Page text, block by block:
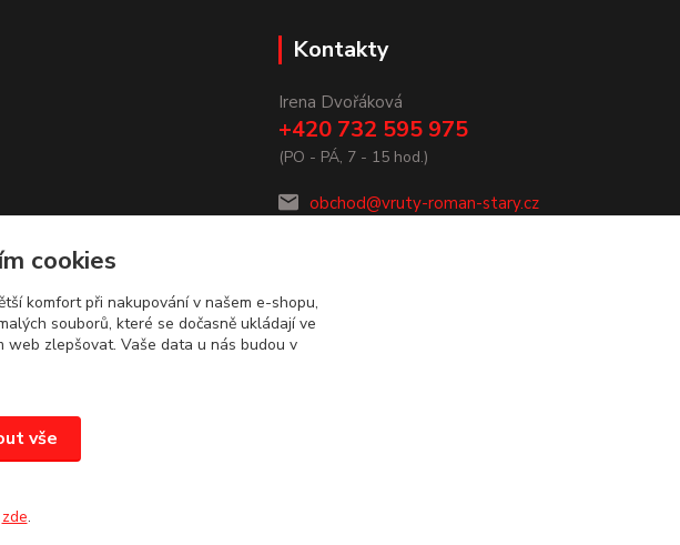
Kontakty
Irena Dvořáková
+420 732 595 975
(PO - PÁ, 7 - 15 hod.)
obchod@vruty-roman-stary.cz
cookies
komfort při nakupování v našem e-shopu,
souborů, které se dočasně ukládají ve
web zlepšovat. Vaše data u nás budou v
vše
zde.